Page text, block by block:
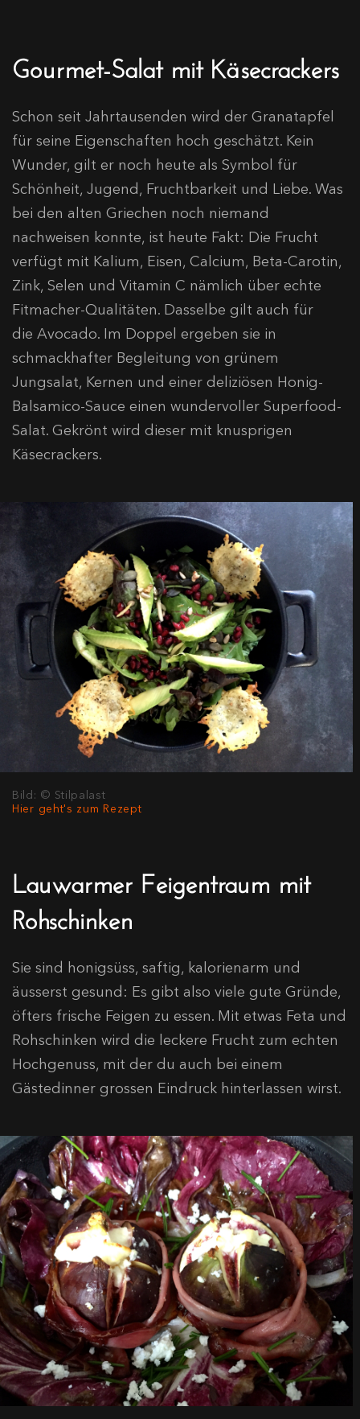
Gourmet-Salat mit Käsecrackers
Schon seit Jahrtausenden wird der Granatapfel
für seine Eigenschaften hoch geschätzt. Kein
Wunder, gilt er noch heute als Symbol für
Schönheit, Jugend, Fruchtbarkeit und Liebe. Was
bei den alten Griechen noch niemand
nachweisen konnte, ist heute Fakt: Die Frucht
verfügt mit Kalium, Eisen, Calcium, Beta-Carotin,
Zink, Selen und Vitamin C nämlich über echte
Fitmacher-Qualitäten. Dasselbe gilt auch für
die Avocado. Im Doppel ergeben sie in
schmackhafter Begleitung von grünem
Jungsalat, Kernen und einer deliziösen Honig-
Balsamico-Sauce einen wundervoller Superfood-
Salat. Gekrönt wird dieser mit knusprigen
Käsecrackers.
Bild: © Stilpalast
Hier geht's zum Rezept
Lauwarmer Feigentraum mit
Rohschinken
Sie sind honigsüss, saftig, kalorienarm und
äusserst gesund: Es gibt also viele gute Gründe,
öfters frische Feigen zu essen. Mit etwas Feta und
Rohschinken wird die leckere Frucht zum echten
Hochgenuss, mit der du auch bei einem
Gästedinner grossen Eindruck hinterlassen wirst.